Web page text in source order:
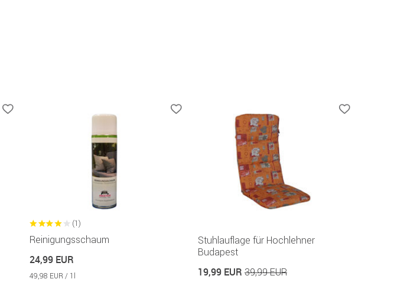
(1)
Reinigungsschaum
24,99 EUR
49,98 EUR / 1l
Stuhlauflage für Hochlehner
Budapest
19,99 EUR 39,99 EUR